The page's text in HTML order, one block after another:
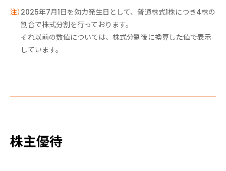
2025年7月1日を効力発生日として、普通株式1株につき4株の
割合で株式分割を行っております。
それ以前の数値については、株式分割後に換算した値で表示
しています。
株主優待